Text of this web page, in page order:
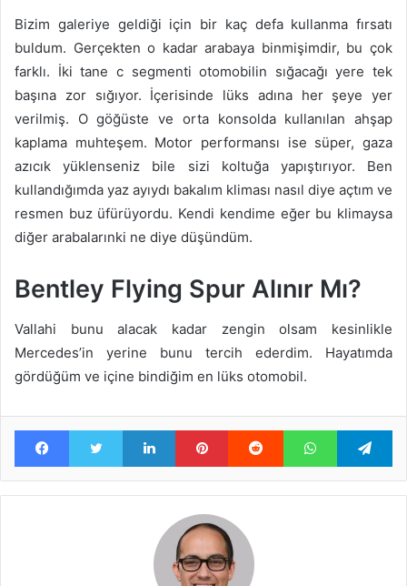
Bizim galeriye geldiği için bir kaç defa kullanma fırsatı
buldum. Gerçekten o kadar arabaya binmişimdir, bu çok
farklı. İki tane c segmenti otomobilin sığacağı yere tek
başına zor sığıyor. İçerisinde lüks adına her şeye yer
verilmiş. O göğüste ve orta konsolda kullanılan ahşap
kaplama muhteşem. Motor performansı ise süper, gaza
azıcık yüklenseniz bile sizi koltuğa yapıştırıyor. Ben
kullandığımda yaz ayıydı bakalım kliması nasıl diye açtım ve
resmen buz üfürüyordu. Kendi kendime eğer bu klimaysa
diğer arabalarınki ne diye düşündüm.
Bentley Flying Spur Alınır Mı?
Vallahi bunu alacak kadar zengin olsam kesinlikle
Mercedes’in yerine bunu tercih ederdim. Hayatımda
gördüğüm ve içine bindiğim en lüks otomobil.
FacebookTwitter LinkedIn Pinterest Reddit WhatsApp